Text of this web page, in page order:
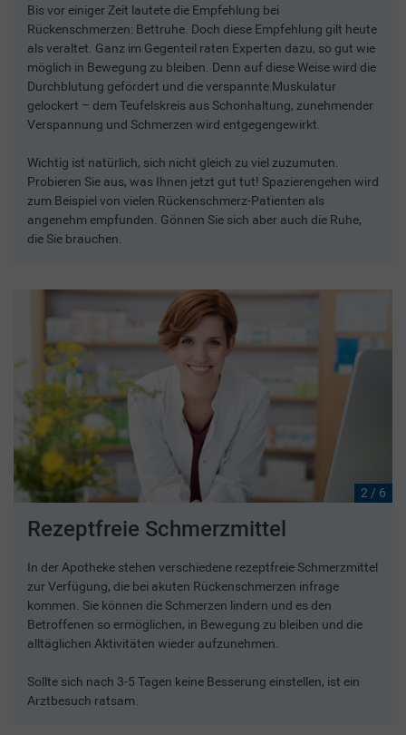
Bis vor einiger Zeit lautete die Empfehlung bei
Rückenschmerzen: Bettruhe. Doch diese Empfehlung gilt heute
als veraltet. Ganz im Gegenteil raten Experten dazu, so gut wie
möglich in Bewegung zu bleiben. Denn auf diese Weise wird die
Durchblutung gefördert und die verspannte Muskulatur
gelockert – dem Teufelskreis aus Schonhaltung, zunehmender
Verspannung und Schmerzen wird entgegengewirkt.
Wichtig ist natürlich, sich nicht gleich zu viel zuzumuten.
Probieren Sie aus, was Ihnen jetzt gut tut! Spazierengehen wird
zum Beispiel von vielen Rückenschmerz-Patienten als
angenehm empfunden. Gönnen Sie sich aber auch die Ruhe,
die Sie brauchen.
2 / 6
Rezeptfreie Schmerzmittel
In der Apotheke stehen verschiedene rezeptfreie Schmerzmittel
zur Verfügung, die bei akuten Rückenschmerzen infrage
kommen. Sie können die Schmerzen lindern und es den
Betroffenen so ermöglichen, in Bewegung zu bleiben und die
alltäglichen Aktivitäten wieder aufzunehmen.
Sollte sich nach 3-5 Tagen keine Besserung einstellen, ist ein
Arztbesuch ratsam.